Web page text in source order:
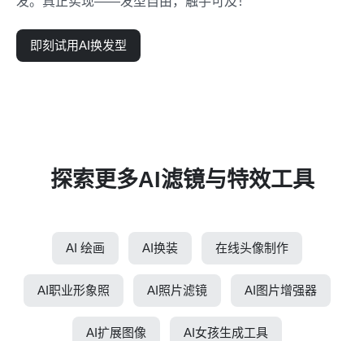
即刻试用AI换发型
探索更多AI滤镜与特效工具
AI 绘画 AI换装 在线头像制作
AI职业形象照 AI照片滤镜 AI图片增强器
AI扩展图像 AI女孩生成工具